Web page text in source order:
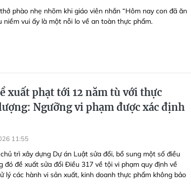
phào nhẹ nhõm khi giáo viên nhắn “Hôm nay con đã ăn
niềm vui ấy là một nỗi lo về an toàn thực phẩm.
xuất phạt tới 12 năm tù với thực
Ngưỡng vi phạm được xác định
11:55
trì xây dựng Dự án Luật sửa đổi, bổ sung một số điều
đó đề xuất sửa đổi Điều 317 về tội vi phạm quy định về
lý các hành vi sản xuất, kinh doanh thực phẩm không bảo